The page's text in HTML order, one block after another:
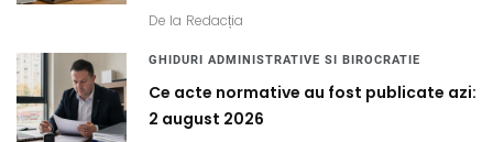
De la Redacția
GHIDURI ADMINISTRATIVE SI BIROCRATIE
Ce acte normative au fost publicate azi:
2 august 2026